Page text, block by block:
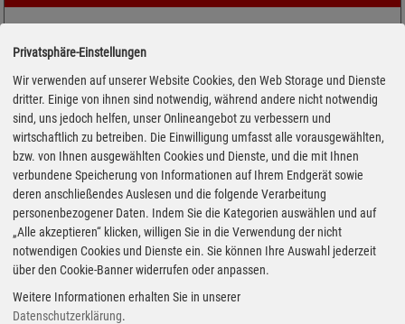
Privatsphäre-Einstellungen
Wir verwenden auf unserer Website Cookies, den Web Storage und Dienste
dritter. Einige von ihnen sind notwendig, während andere nicht notwendig
sind, uns jedoch helfen, unser Onlineangebot zu verbessern und
wirtschaftlich zu betreiben. Die Einwilligung umfasst alle vorausgewählten,
bzw. von Ihnen ausgewählten Cookies und Dienste, und die mit Ihnen
verbundene Speicherung von Informationen auf Ihrem Endgerät sowie
deren anschließendes Auslesen und die folgende Verarbeitung
personenbezogener Daten. Indem Sie die Kategorien auswählen und auf
„Alle akzeptieren“ klicken, willigen Sie in die Verwendung der nicht
notwendigen Cookies und Dienste ein. Sie können Ihre Auswahl jederzeit
über den Cookie-Banner widerrufen oder anpassen.
Weitere Informationen erhalten Sie in unserer
Datenschutzerklärung.